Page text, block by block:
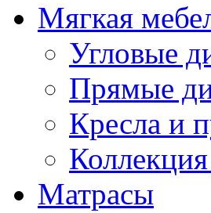
Мягкая
Угловые
Прямые
Кресла и
Матрасы